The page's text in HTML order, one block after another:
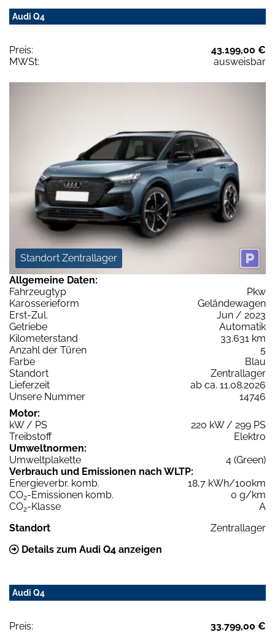
Audi Q4
Preis:
43.199,00 €
MWSt:
ausweisbar
Standort Zentrallager
Allgemeine Daten:
Fahrzeugtyp
Pkw
Karosserieform
Geländewagen
Erst-Zul.
Jun / 2023
Getriebe
Automatik
Kilometerstand
33.631 km
Anzahl der Türen
5
Farbe
Blau
Standort
Zentrallager
Lieferzeit
ab ca. 11.08.2026
Unsere Nummer
14746
Motor:
kW / PS
220 kW / 299 PS
Treibstoff
Elektro
Umweltnormen:
Umweltplakette
4 (Green)
Verbrauch und Emissionen nach WLTP:
Energieverbr. komb.
18,7 kWh/100km
CO2-Emissionen komb.
0 g/km
CO2-Klasse
A
Standort
Zentrallager
Details zum Audi Q4 anzeigen
Audi Q4
Preis: 33.799,00 €